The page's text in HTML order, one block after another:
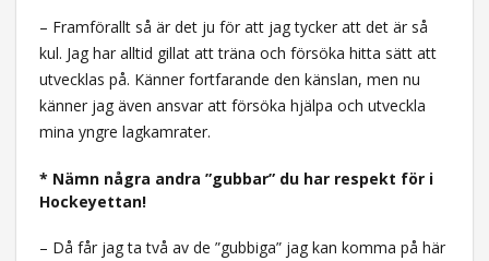
– Framförallt så är det ju för att jag tycker att det är så
kul. Jag har alltid gillat att träna och försöka hitta sätt att
utvecklas på. Känner fortfarande den känslan, men nu
känner jag även ansvar att försöka hjälpa och utveckla
mina yngre lagkamrater.
* Nämn några andra ”gubbar” du har respekt för i
Hockeyettan!
– Då får jag ta två av de ”gubbiga” jag kan komma på här